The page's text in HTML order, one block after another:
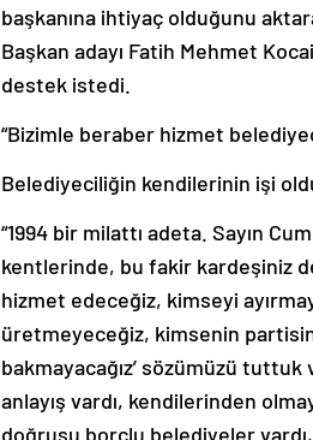
başkanına ihtiyaç olduğunu
Başkan adayı Fatih Mehmet
destek istedi.
“Bizimle beraber hizmet
Belediyeciliğin kendilerinin işi
“1994 bir milattı adeta. Sayın
kentlerinde, bu fakir kardeşiniz de
hizmet edeceğiz, kimseyi
üretmeyeceğiz, kimsenin
bakmayacağız’ sözümüzü
anlayış vardı, kendilerinden
doğrusu borçlu belediyeler